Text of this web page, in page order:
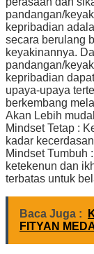
pandangan/
kepribadian
secara berulang
keyakinannya.
pandangan/
kepribadian
upaya-upaya
berkembang
Akan Lebih
Mindset Tetap :
kadar
Mindset Tumbuh
ketekenun dan
terbatas untuk
Baca Juga :
FITYAN